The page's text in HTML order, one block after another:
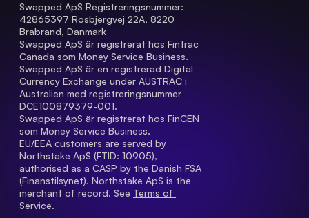
Swapped ApS Registreringsnummer:
42865397 Rosbjergvej 22A, 8220
Brabrand, Danmark
Swapped ApS är registrerat hos Fintrac
Canada som Money Service Business.
Swapped ApS är en registrerad Digital
Currency Exchange under AUSTRAC i
Australien med registreringsnummer
DCE100879379-001.
Swapped ApS är registrerat hos FinCEN
som Money Service Business.
EU/EEA customers are served by
Northstake ApS (FTID: 10905),
authorised as a CASP by the Danish FSA
(Finanstilsynet). Northstake ApS is the
merchant of record. See Terms of
Service.